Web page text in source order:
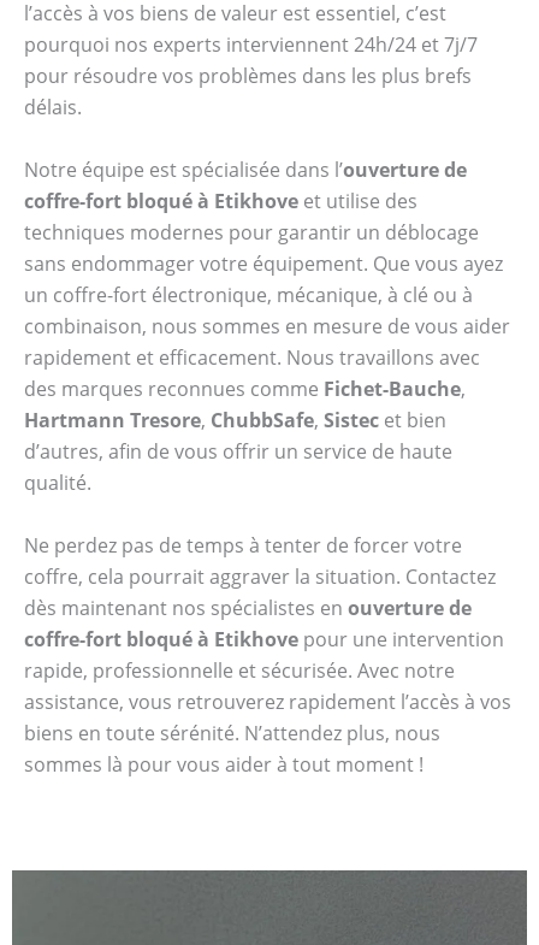
l’accès à vos biens de valeur est essentiel, c’est
pourquoi nos experts interviennent 24h/24 et 7j/7
pour résoudre vos problèmes dans les plus brefs
délais.
Notre équipe est spécialisée dans l’ouverture de
coffre-fort bloqué à Etikhove et utilise des
techniques modernes pour garantir un déblocage
sans endommager votre équipement. Que vous ayez
un coffre-fort électronique, mécanique, à clé ou à
combinaison, nous sommes en mesure de vous aider
rapidement et efficacement. Nous travaillons avec
des marques reconnues comme Fichet-Bauche,
Hartmann Tresore, ChubbSafe, Sistec et bien
d’autres, afin de vous offrir un service de haute
qualité.
Ne perdez pas de temps à tenter de forcer votre
coffre, cela pourrait aggraver la situation. Contactez
dès maintenant nos spécialistes en ouverture de
coffre-fort bloqué à Etikhove pour une intervention
rapide, professionnelle et sécurisée. Avec notre
assistance, vous retrouverez rapidement l’accès à vos
biens en toute sérénité. N’attendez plus, nous
sommes là pour vous aider à tout moment !